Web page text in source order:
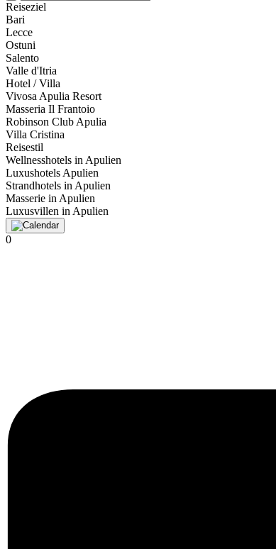
Reiseziel
Bari
Lecce
Ostuni
Salento
Valle d'Itria
Hotel / Villa
Vivosa Apulia Resort
Masseria Il Frantoio
Robinson Club Apulia
Villa Cristina
Reisestil
Wellnesshotels in Apulien
Luxushotels Apulien
Strandhotels in Apulien
Masserie in Apulien
Luxusvillen in Apulien
0